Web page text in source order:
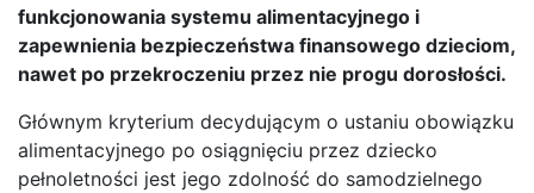
funkcjonowania systemu alimentacyjnego i
zapewnienia bezpieczeństwa finansowego dzieciom,
nawet po przekroczeniu przez nie progu dorosłości.
Głównym kryterium decydującym o ustaniu obowiązku
alimentacyjnego po osiągnięciu przez dziecko
pełnoletności jest jego zdolność do samodzielnego